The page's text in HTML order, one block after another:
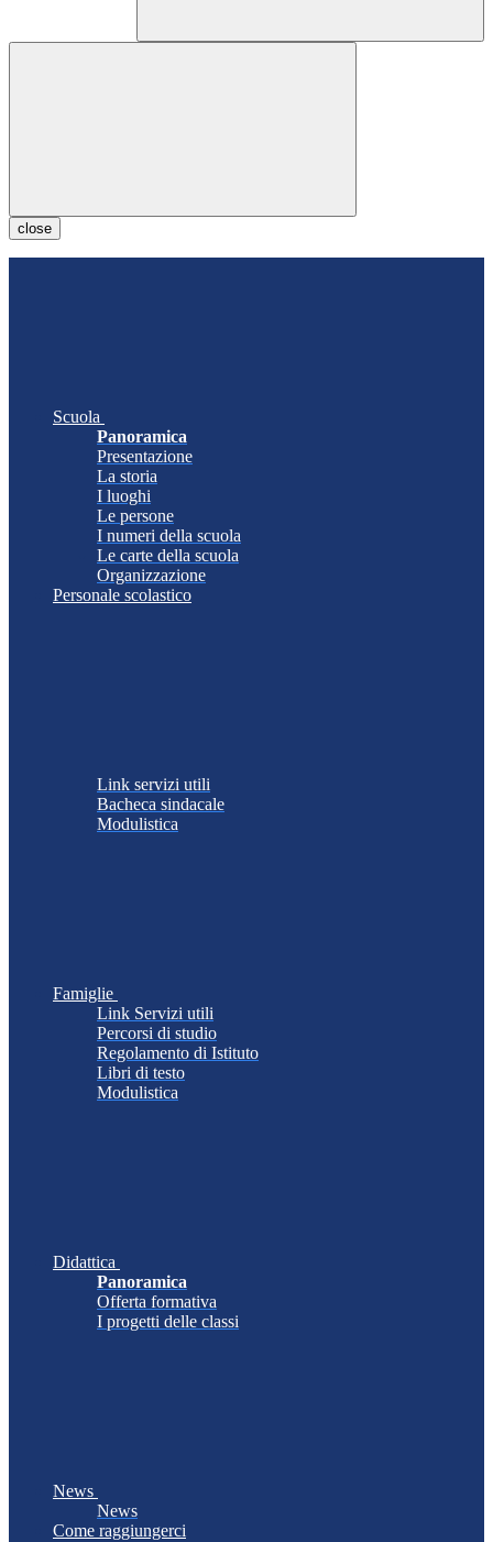
close
Scuola
Panoramica
Presentazione
La storia
I luoghi
Le persone
I numeri della scuola
Le carte della scuola
Organizzazione
Personale scolastico
Link servizi utili
Bacheca sindacale
Modulistica
Famiglie
Link Servizi utili
Percorsi di studio
Regolamento di Istituto
Libri di testo
Modulistica
Didattica
Panoramica
Offerta formativa
I progetti delle classi
News
News
Come raggiungerci